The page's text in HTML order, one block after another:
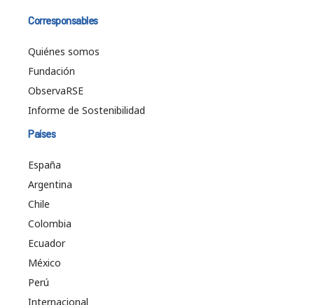
Corresponsables
Quiénes somos
Fundación
ObservaRSE
Informe de Sostenibilidad
Países
España
Argentina
Chile
Colombia
Ecuador
México
Perú
Internacional